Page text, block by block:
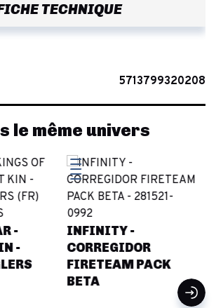
TECHNIQUE
5713799320208
le même univers
-
-
INFINITY -
CORREGIDOR
FIRETEAM PACK
BETA